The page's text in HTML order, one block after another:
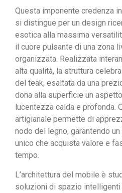
Questa imponente credenza
si distingue per un design
esotica alla massima
il cuore pulsante di una zona
organizzata. Realizzata
alta qualità, la struttura
del teak, esaltata da una
dona alla superficie un
lucentezza calda e profonda.
artigianale permette di
nodo del legno, garantendo
unico che acquista valore e
tempo.
L’architettura del mobile è
soluzioni di spazio intelligenti